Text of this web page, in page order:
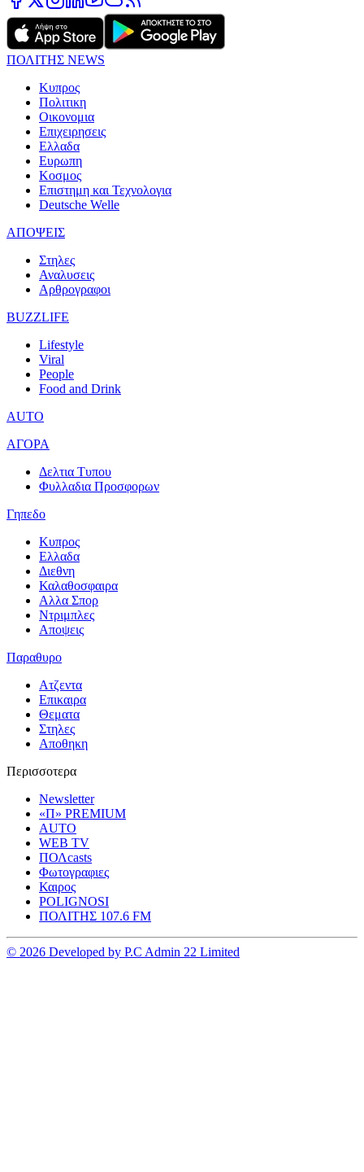
ΠΟΛΙΤΗΣ NEWS
Κυπρος
Πολιτικη
Οικονομια
Επιχειρησεις
Ελλαδα
Ευρωπη
Κοσμος
Επιστημη και Τεχνολογια
Deutsche Welle
ΑΠΟΨΕΙΣ
Στηλες
Αναλυσεις
Αρθρογραφοι
BUZZLIFE
Lifestyle
Viral
People
Food and Drink
AUTO
ΑΓΟΡΑ
Δελτια Τυπου
Φυλλαδια Προσφορων
Γηπεδο
Κυπρος
Ελλαδα
Διεθνη
Καλαθοσφαιρα
Αλλα Σπορ
Ντριμπλες
Αποψεις
Παραθυρο
Ατζεντα
Επικαιρα
Θεματα
Στηλες
Αποθηκη
Περισσοτερα
Newsletter
«Π» PREMIUM
AUTO
WEB TV
ΠΟΛcasts
Φωτογραφιες
Καιρος
POLIGNOSI
ΠΟΛΙΤΗΣ 107.6 FM
© 2026 Developed by P.C Admin 22 Limited